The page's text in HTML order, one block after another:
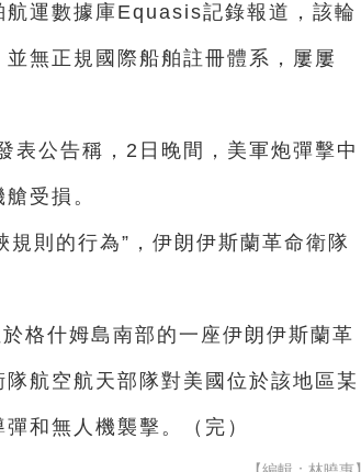
運數據庫Equasis記錄報道，該輪
無正規國際船舶註冊體系，屢屢
表公告稱，2日晚間，美軍炮彈擊中
受損。
則的行為”，伊朗伊斯蘭革命衛隊
格什姆島南部的一座伊朗伊斯蘭革
航空航天部隊對美國位於該地區某
和無人機襲擊。（完）